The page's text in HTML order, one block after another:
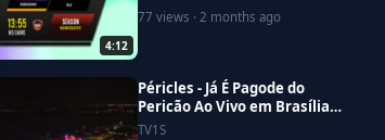
4:12
Game Ao Vivo)
77 views · 2 months ago
Péricles - Já É Pagode do
Pericão Ao Vivo em Brasília
(Vídeo Oficial)
TV1S